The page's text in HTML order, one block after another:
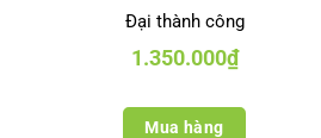
Đại thành công
1.350.000₫
Mua hàng